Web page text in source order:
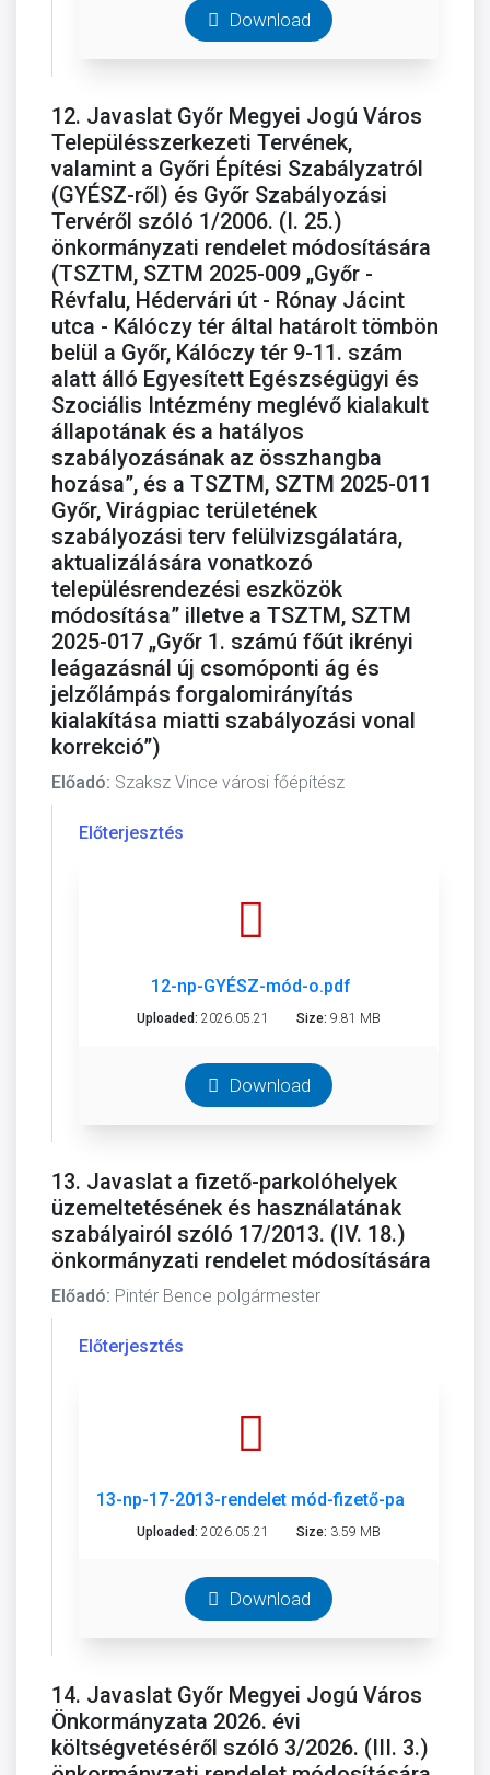
Download
12. Javaslat Győr Megyei Jogú Város
Településszerkezeti Tervének,
valamint a Győri Építési Szabályzatról
(GYÉSZ-ről) és Győr Szabályozási
Tervéről szóló 1/2006. (I. 25.)
önkormányzati rendelet módosítására
(TSZTM, SZTM 2025-009 „Győr -
Révfalu, Hédervári út - Rónay Jácint
utca - Kálóczy tér által határolt tömbön
belül a Győr, Kálóczy tér 9-11. szám
alatt álló Egyesített Egészségügyi és
Szociális Intézmény meglévő kialakult
állapotának és a hatályos
szabályozásának az összhangba
hozása”, és a TSZTM, SZTM 2025-011
Győr, Virágpiac területének
szabályozási terv felülvizsgálatára,
aktualizálására vonatkozó
településrendezési eszközök
módosítása” illetve a TSZTM, SZTM
2025-017 „Győr 1. számú főút ikrényi
leágazásnál új csomóponti ág és
jelzőlámpás forgalomirányítás
kialakítása miatti szabályozási vonal
korrekció”)
Előadó: Szaksz Vince városi főépítész
Előterjesztés
12-np-GYÉSZ-mód-o.pdf
Uploaded: 2026.05.21 Size: 9.81 MB
Download
13. Javaslat a fizető-parkolóhelyek
üzemeltetésének és használatának
szabályairól szóló 17/2013. (IV. 18.)
önkormányzati rendelet módosítására
Előadó: Pintér Bence polgármester
Előterjesztés
13-np-17-2013-rendelet mód-fizető-
Uploaded: 2026.05.21 Size: 3.59 MB
Download
14. Javaslat Győr Megyei Jogú Város
Önkormányzata 2026. évi
költségvetéséről szóló 3/2026. (III. 3.)